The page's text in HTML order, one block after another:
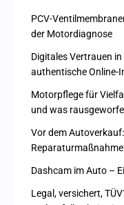
PCV-
der Motordiagnose
Digitales Vertrauen
authentische Online-
Motorpflege für
und was
Vor dem
Dashcam im Auto –
Legal, versichert,